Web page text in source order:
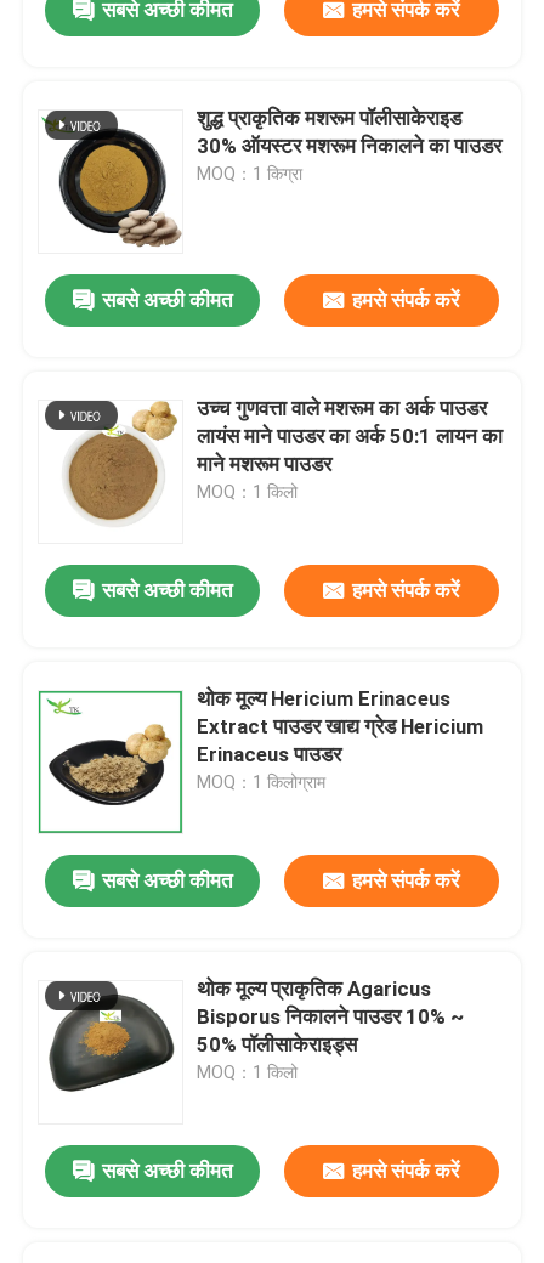
सबसे अच्छी कीमत हमसे संपर्क करें
शुद्ध प्राकृतिक मशरूम पॉलीसाकेराइड
30% ऑयस्टर मशरूम निकालने का पाउडर
MOQ：1 किग्रा
सबसे अच्छी कीमत हमसे संपर्क करें
उच्च गुणवत्ता वाले मशरूम का अर्क पाउडर
लायंस माने पाउडर का अर्क 50:1 लायन का
माने मशरूम पाउडर
MOQ：1 किलो
सबसे अच्छी कीमत हमसे संपर्क करें
थोक मूल्य Hericium Erinaceus
Extract पाउडर खाद्य ग्रेड Hericium
Erinaceus पाउडर
MOQ：1 किलोग्राम
सबसे अच्छी कीमत हमसे संपर्क करें
थोक मूल्य प्राकृतिक Agaricus
Bisporus निकालने पाउडर 10% ~
50% पॉलीसाकेराइड्स
MOQ：1 किलो
सबसे अच्छी कीमत हमसे संपर्क करें